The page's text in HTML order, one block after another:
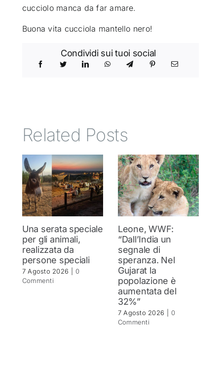
cucciolo manca da far amare.
Buona vita cucciola mantello nero!
Condividi sui tuoi social
Related Posts
Una serata speciale
per gli animali,
realizzata da
persone speciali
7 Agosto 2026
0
Commenti
Leone, WWF:
“Dall’India un
segnale di
speranza. Nel
Gujarat la
popolazione è
aumentata del
32%”
7 Agosto 2026
0
Commenti